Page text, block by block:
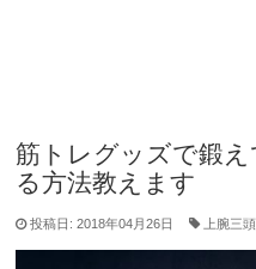
筋トレグッズで鍛
る方法教えます
投稿日: 2018年04月26日 上腕三